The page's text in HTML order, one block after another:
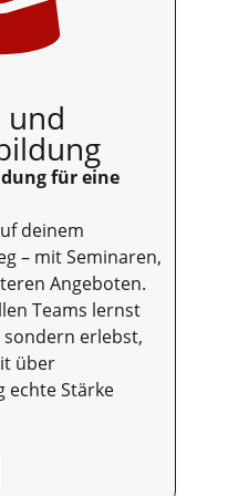
und
für eine
deinem
– mit Seminaren,
Angeboten.
Teams lernst
erlebst,
über
echte Stärke